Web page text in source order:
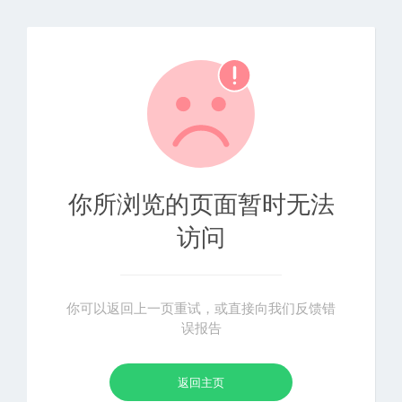
你所浏览的页面暂时无法
访问
你可以返回上一页重试，或直接向我们反馈错
误报告
返回主页